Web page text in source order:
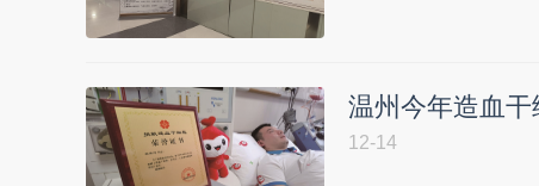
温州今年造血
12-14